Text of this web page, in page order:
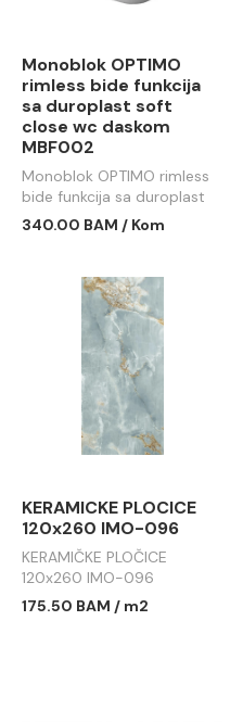
Monoblok OPTIMO
rimless bide funkcija
sa duroplast soft
close wc daskom
MBF002
Monoblok OPTIMO rimless
bide funkcija sa duroplast
soft close wc daskom
340.00 BAM / Kom
KERAMICKE PLOCICE
120x260 IMO-096
KERAMIČKE PLOČICE
120x260 IMO-096
175.50 BAM / m2